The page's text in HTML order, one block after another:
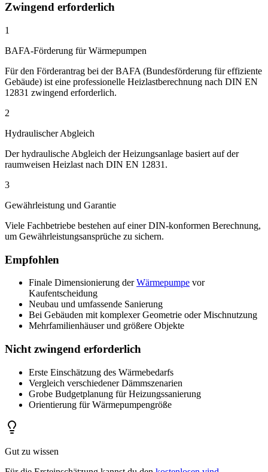
Zwingend erforderlich
1
BAFA-Förderung für Wärmepumpen
Für den Förderantrag bei der BAFA (Bundesförderung für effiziente
Gebäude) ist eine professionelle Heizlastberechnung nach DIN EN
12831 zwingend erforderlich.
2
Hydraulischer Abgleich
Der hydraulische Abgleich der Heizungsanlage basiert auf der
raumweisen Heizlast nach DIN EN 12831.
3
Gewährleistung und Garantie
Viele Fachbetriebe bestehen auf einer DIN-konformen Berechnung,
um Gewährleistungsansprüche zu sichern.
Empfohlen
Finale Dimensionierung derWärmepumpe vor
Kaufentscheidung
Neubau und umfassende Sanierung
Bei Gebäuden mit komplexer Geometrie oder Mischnutzung
Mehrfamilienhäuser und größere Objekte
Nicht zwingend erforderlich
Erste Einschätzung des Wärmebedarfs
Vergleich verschiedener Dämmszenarien
Grobe Budgetplanung für Heizungssanierung
Orientierung für Wärmepumpengröße
Gut zu wissen